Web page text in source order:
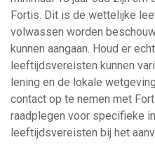
Fortis. Dit is de wettelijke
volwassen worden
kunnen aangaan. Houd er
leeftijdsvereisten kunnen
lening en de lokale
contact op te nemen met
raadplegen voor specifieke
leeftijdsvereisten bij het